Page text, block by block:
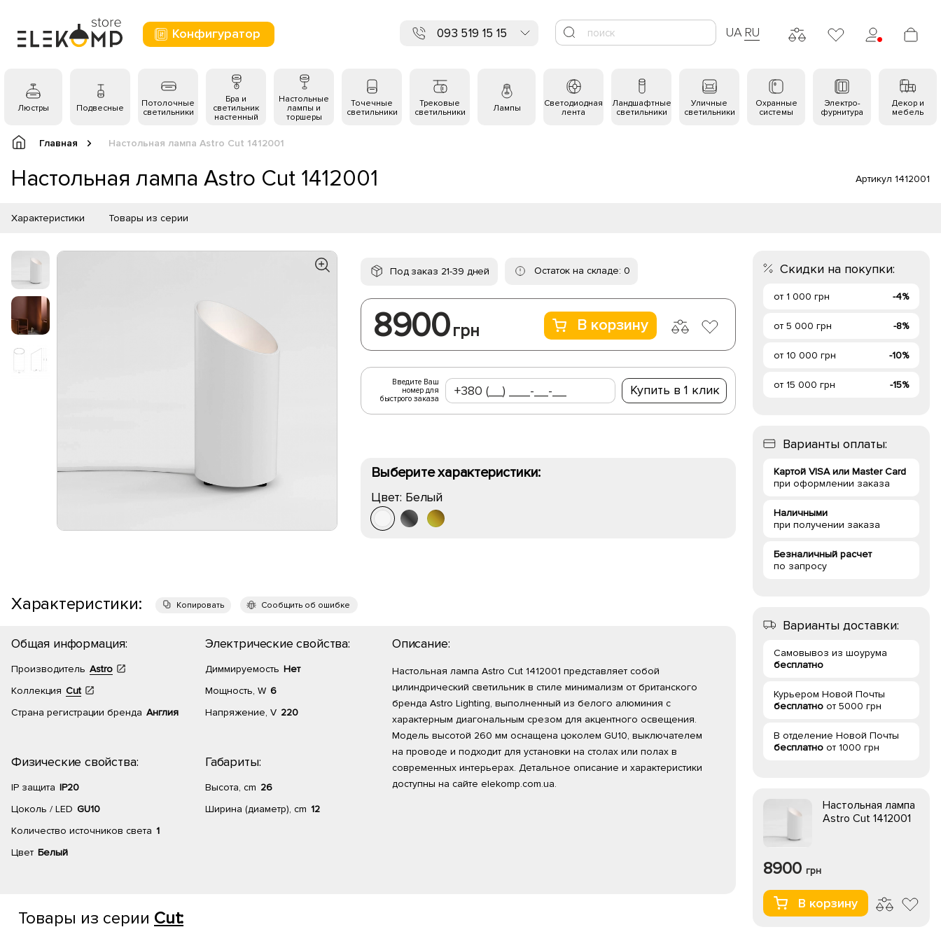
Конфигуратор 093 519 15 15 UA RU
Люстры Подвесные
Потолочные
светильники
Бра и
светильник
настенный
Настольные
лампы и
торшеры
Точечные
светильники
Трековые
светильники
Лампы
Светодиодная
лента
Ландшафтные
светильники
Уличные
светильники
Охранные
системы
Электро-
фурнитура
Декор и
мебель
Главная Настольная лампа Astro Cut 1412001
Настольная лампа Astro Cut 1412001 Артикул 1412001
Характеристики Товары из серии
Под заказ 21-39 дней Остаток на складе: 0
8900 грн В корзину
Введите Ваш
номер для
быстрого заказа
Купить в 1 клик
Выберите характеристики:
Цвет: Белый
Характеристики: Копировать Сообщить об ошибке
Общая информация:
Производитель Astro
Коллекция Cut
Страна регистрации бренда Англия
Физические свойства:
IP защита IP20
Цоколь / LED GU10
Количество источников света 1
Цвет Белый
Электрические свойства:
Диммируемость Нет
Мощность, W 6
Напряжение, V 220
Габариты:
Высота, cm 26
Ширина (диаметр), cm 12
Описание:
Настольная лампа Astro Cut 1412001 представляет собой
цилиндрический светильник в стиле минимализм от британского
бренда Astro Lighting, выполненный из белого алюминия с
характерным диагональным срезом для акцентного освещения.
Модель высотой 260 мм оснащена цоколем GU10, выключателем
на проводе и подходит для установки на столах или полах в
современных интерьерах. Детальное описание и характеристики
доступны на сайте elekomp.com.ua.
Товары из серии Cut:
Скидки на покупки:
от 1 000 грн -4%
от 5 000 грн -8%
от 10 000 грн -10%
от 15 000 грн -15%
Варианты оплаты:
Картой VISA или Master Card
при оформлении заказа
Наличными
при получении заказа
Безналичный расчет
по запросу
Варианты доставки:
Самовывоз из шоурума
бесплатно
Курьером Новой Почты
бесплатно от 5000 грн
В отделение Новой Почты
бесплатно от 1000 грн
Настольная лампа
Astro Cut 1412001
8900 грн
В корзину